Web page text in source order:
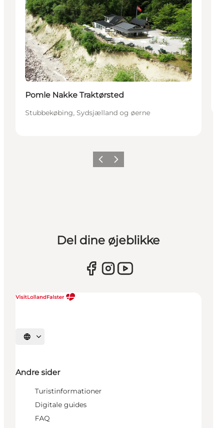
Pomle Nakke Traktørsted
Stubbekøbing, Sydsjælland og øerne
ForrigeNæste
Del dine øjeblikke
Vælg sprog
Andre sider
Turistinformationer
Digitale guides
FAQ